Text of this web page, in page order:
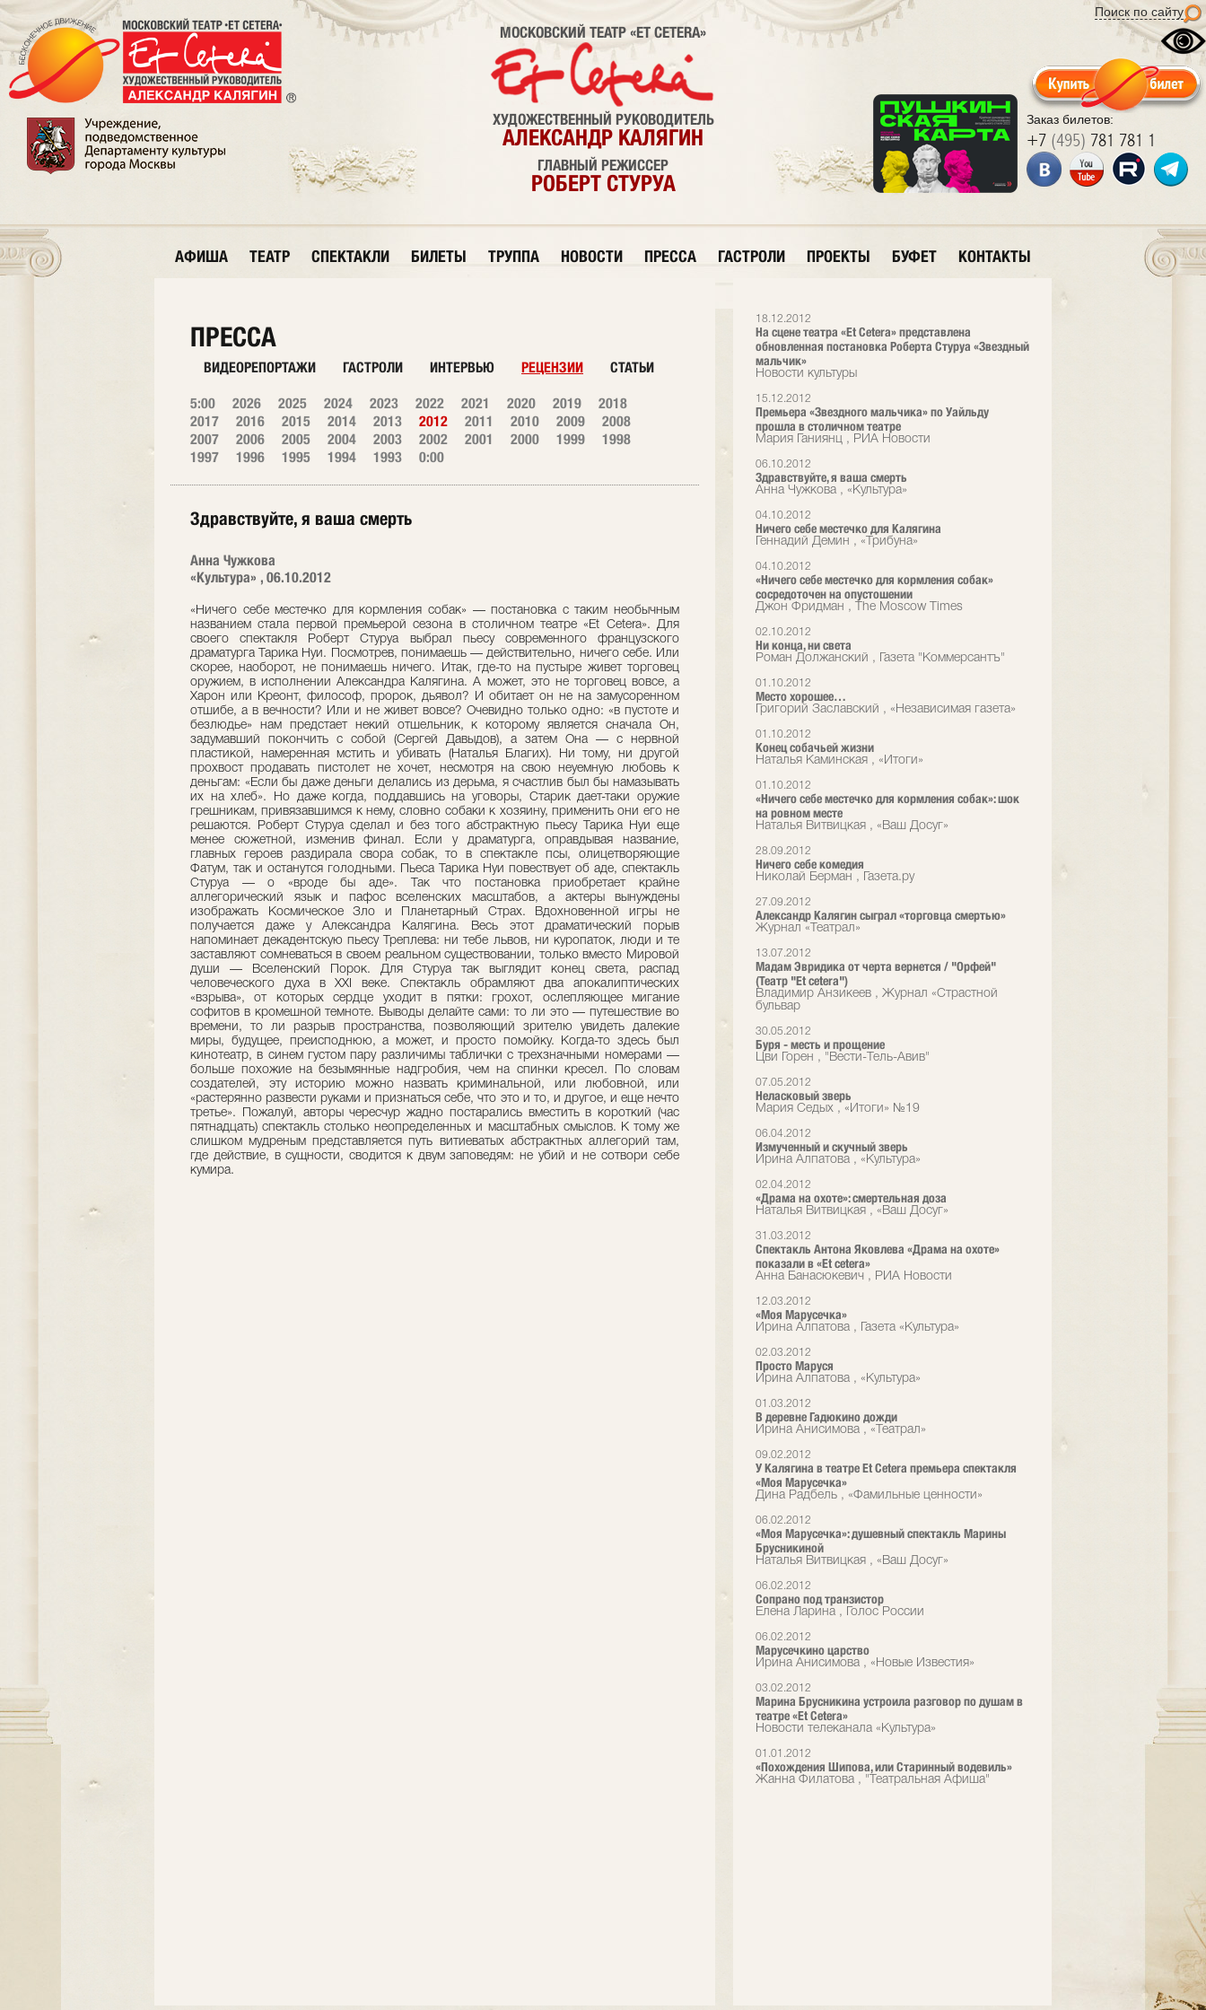
Поиск по сайту
Заказ билетов:
+7 (495) 781 781 1
МОСКОВСКИЙ ТЕАТР «ET CETERA»
ХУДОЖЕСТВЕННЫЙ РУКОВОДИТЕЛЬ
АЛЕКСАНДР КАЛЯГИН
ГЛАВНЫЙ РЕЖИССЕР
РОБЕРТ СТУРУА
АФИША ТЕАТР СПЕКТАКЛИ БИЛЕТЫ ТРУППА НОВОСТИ ПРЕССА ГАСТРОЛИ ПРОЕКТЫ БУФЕТ КОНТАКТЫ
18.12.2012
На сцене театра «Et Cetera» представлена
обновленная постановка Роберта Стуруа «Звездный
мальчик»
Новости культуры
15.12.2012
Премьера «Звездного мальчика» по Уайльду
прошла в столичном театре
Мария Ганиянц , РИА Новости
06.10.2012
Здравствуйте, я ваша смерть
Анна Чужкова , «Культура»
04.10.2012
Ничего себе местечко для Калягина
Геннадий Демин , «Трибуна»
04.10.2012
«Ничего себе местечко для кормления собак»
сосредоточен на опустошении
Джон Фридман , The Moscow Times
02.10.2012
Ни конца, ни света
Роман Должанский , Газета "Коммерсантъ"
01.10.2012
Место хорошее…
Григорий Заславский , «Независимая газета»
01.10.2012
Конец собачьей жизни
Наталья Каминская , «Итоги»
01.10.2012
«Ничего себе местечко для кормления собак»: шок
на ровном месте
Наталья Витвицкая , «Ваш Досуг»
28.09.2012
Ничего себе комедия
Николай Берман , Газета.ру
27.09.2012
Александр Калягин сыграл «торговца смертью»
Журнал «Театрал»
13.07.2012
Мадам Эвридика от черта вернется / "Орфей"
(Театр "Et cetera")
Владимир Анзикеев , Журнал «Страстной
бульвар
30.05.2012
Буря - месть и прощение
Цви Горен , "Вести-Тель-Авив"
07.05.2012
Неласковый зверь
Мария Седых , «Итоги» №19
06.04.2012
Измученный и скучный зверь
Ирина Алпатова , «Культура»
02.04.2012
«Драма на охоте»: смертельная доза
Наталья Витвицкая , «Ваш Досуг»
31.03.2012
Спектакль Антона Яковлева «Драма на охоте»
показали в «Et cetera»
Анна Банасюкевич , РИА Новости
12.03.2012
«Моя Марусечка»
Ирина Алпатова , Газета «Культура»
02.03.2012
Просто Маруся
Ирина Алпатова , «Культура»
01.03.2012
В деревне Гадюкино дожди
Ирина Анисимова , «Театрал»
09.02.2012
У Калягина в театре Et Cetera премьера спектакля
«Моя Марусечка»
Дина Радбель , «Фамильные ценности»
06.02.2012
«Моя Марусечка»: душевный спектакль Марины
Брусникиной
Наталья Витвицкая , «Ваш Досуг»
06.02.2012
Сопрано под транзистор
Елена Ларина , Голос России
06.02.2012
Марусечкино царство
Ирина Анисимова , «Новые Известия»
03.02.2012
Марина Брусникина устроила разговор по душам в
театре «Et Сetera»
Новости телеканала «Культура»
01.01.2012
«Похождения Шипова, или Старинный водевиль»
Жанна Филатова , "Театральная Афиша"
ПРЕССА
ВИДЕОРЕПОРТАЖИ ГАСТРОЛИ ИНТЕРВЬЮ РЕЦЕНЗИИ СТАТЬИ
5:00 2026 2025 2024 2023 2022 2021 2020 2019
2018
2017
2016 2015 2014 2013 2012 2011 2010 2009
2008
2007
2006 2005 2004 2003 2002 2001 2000 1999
1998
1997
1996 1995 1994 1993 0:00
Здравствуйте, я ваша смерть
Анна Чужкова
«Культура» , 06.10.2012
«Ничего себе местечко для кормления собак» — постановка с таким необычным
названием стала первой премьерой сезона в столичном театре «Et Cetera». Для
своего спектакля Роберт Стуруа выбрал пьесу современного французского
драматурга Тарика Нуи. Посмотрев, понимаешь — действительно, ничего себе. Или
скорее, наоборот, не понимаешь ничего. Итак, где-то на пустыре живет торговец
оружием, в исполнении Александра Калягина. А может, это не торговец вовсе, а
Харон или Креонт, философ, пророк, дьявол? И обитает он не на замусоренном
отшибе, а в вечности? Или и не живет вовсе? Очевидно только одно: «в пустоте и
безлюдье» нам предстает некий отшельник, к которому является сначала Он,
задумавший покончить с собой (Сергей Давыдов), а затем Она — с нервной
пластикой, намеренная мстить и убивать (Наталья Благих). Ни тому, ни другой
прохвост продавать пистолет не хочет, несмотря на свою неуемную любовь к
деньгам: «Если бы даже деньги делались из дерьма, я счастлив был бы намазывать
их на хлеб». Но даже когда, поддавшись на уговоры, Старик дает-таки оружие
грешникам, привязавшимся к нему, словно собаки к хозяину, применить они его не
решаются. Роберт Стуруа сделал и без того абстрактную пьесу Тарика Нуи еще
менее сюжетной, изменив финал. Если у драматурга, оправдывая название,
главных героев раздирала свора собак, то в спектакле псы, олицетворяющие
Фатум, так и останутся голодными. Пьеса Тарика Нуи повествует об аде, спектакль
Стуруа — о «вроде бы аде». Так что постановка приобретает крайне
аллегорический язык и пафос вселенских масштабов, а актеры вынуждены
изображать Космическое Зло и Планетарный Страх. Вдохновенной игры не
получается даже у Александра Калягина. Весь этот драматический порыв
напоминает декадентскую пьесу Треплева: ни тебе львов, ни куропаток, люди и те
заставляют сомневаться в своем реальном существовании, только вместо Мировой
души — Вселенский Порок. Для Стуруа так выглядит конец света, распад
человеческого духа в XXI веке. Спектакль обрамляют два апокалиптических
«взрыва», от которых сердце уходит в пятки: грохот, ослепляющее мигание
софитов в кромешной темноте. Выводы делайте сами: то ли это — путешествие во
времени, то ли разрыв пространства, позволяющий зрителю увидеть далекие
миры, будущее, преисподнюю, а может, и просто помойку. Когда-то здесь был
кинотеатр, в синем густом пару различимы таблички с трехзначными номерами —
больше похожие на безымянные надгробия, чем на спинки кресел. По словам
создателей, эту историю можно назвать криминальной, или любовной, или
«растерянно развести руками и признаться себе, что это и то, и другое, и еще нечто
третье». Пожалуй, авторы чересчур жадно постарались вместить в короткий (час
пятнадцать) спектакль столько неопределенных и масштабных смыслов. К тому же
слишком мудреным представляется путь витиеватых абстрактных аллегорий там,
где действие, в сущности, сводится к двум заповедям: не убий и не сотвори себе
кумира.